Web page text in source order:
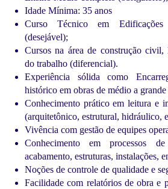
Idade Mínima: 35 anos
Curso Técnico em
(desejável);
Cursos na área de construção civil,
do trabalho (diferencial).
Experiência sólida como
histórico em obras de médio a grande
Conhecimento prático em leitura e
(arquitetônico, estrutural, hidráulico,
Vivência com gestão de equipes
Conhecimento em processos
acabamento, estruturas, instalações,
Noções de controle de qualidade e
Facilidade com relatórios de obra e